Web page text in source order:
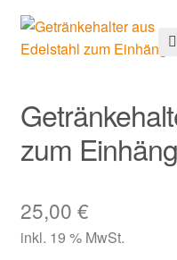
zum
25,00 €
inkl. 19 % MwSt.